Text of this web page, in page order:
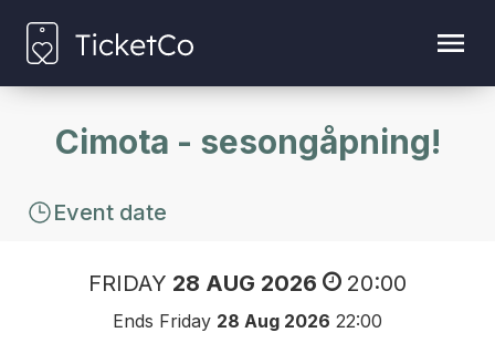
Cimota - sesongåpning!
Event date
FRIDAY 28 AUG 2026 20:00
Ends Friday 28 Aug 2026 22:00